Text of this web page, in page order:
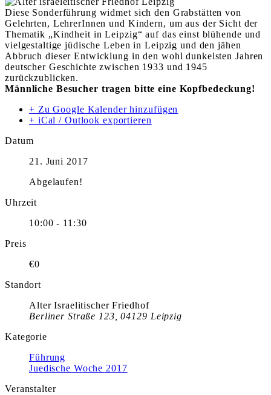
Diese Sonderführung widmet sich den Grabstätten von
Gelehrten, LehrerInnen und Kindern, um aus der Sicht der
Thematik „Kindheit in Leipzig“ auf das einst blühende und
vielgestaltige jüdische Leben in Leipzig und den jähen
Abbruch dieser Entwicklung in den wohl dunkelsten Jahren
deutscher Geschichte zwischen 1933 und 1945
zurückzublicken.
Männliche Besucher tragen bitte eine Kopfbedeckung!
+ Zu Google Kalender hinzufügen
+ iCal / Outlook exportieren
Datum
21. Juni 2017
Abgelaufen!
Uhrzeit
10:00 - 11:30
Preis
€0
Standort
Alter Israelitischer Friedhof
Berliner Straße 123, 04129 Leipzig
Kategorie
Führung
Juedische Woche 2017
Veranstalter